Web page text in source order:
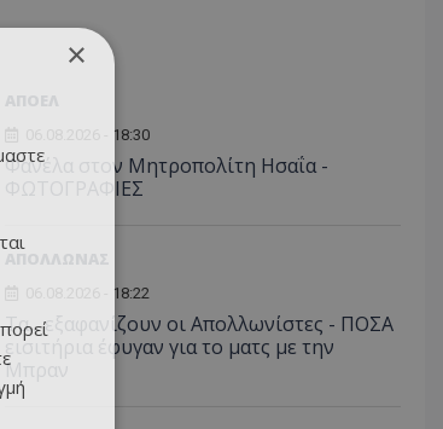
06.08.2026 - 18:30
Φανέλα στον Μητροπολίτη Ησαΐα -
ΦΩΤΟΓΡΑΦΙΕΣ
06.08.2026 - 18:22
Τα... εξαφανίζουν οι Απολλωνίστες - ΠΟΣΑ
εισιτήρια έφυγαν για το ματς με την
Μπραν
×